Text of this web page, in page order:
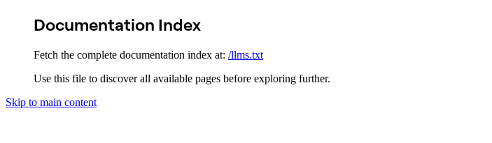
Documentation Index
Fetch the complete documentation index at: /llms.txt
Use this file to discover all available pages before exploring further.
Skip to main content